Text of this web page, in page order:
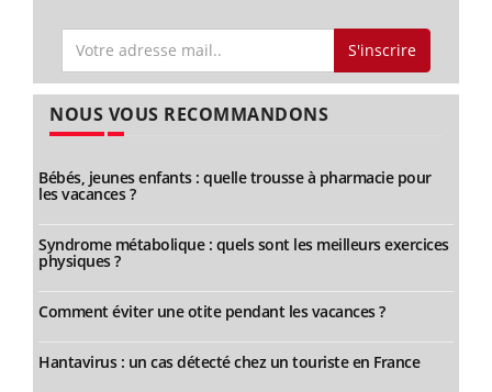
S'inscrire
NOUS VOUS RECOMMANDONS
Bébés, jeunes enfants : quelle trousse à pharmacie pour
les vacances ?
Syndrome métabolique : quels sont les meilleurs exercices
physiques ?
Comment éviter une otite pendant les vacances ?
Hantavirus : un cas détecté chez un touriste en France